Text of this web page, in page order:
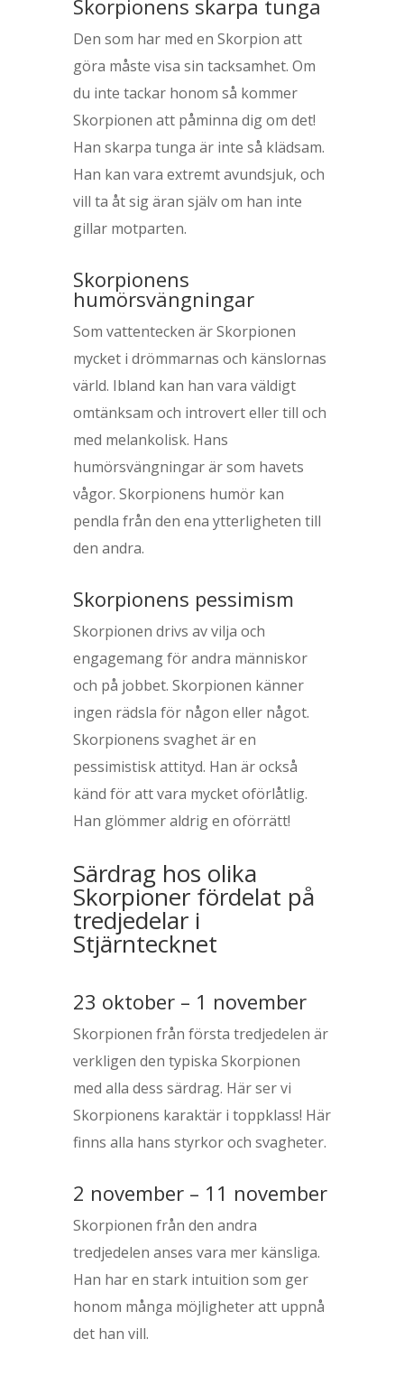
Skorpionens skarpa tunga
Den som har med en Skorpion att
göra måste visa sin tacksamhet. Om
du inte tackar honom så kommer
Skorpionen att påminna dig om det!
Han skarpa tunga är inte så klädsam.
Han kan vara extremt avundsjuk, och
vill ta åt sig äran själv om han inte
gillar motparten.
Skorpionens
humörsvängningar
Som vattentecken är Skorpionen
mycket i drömmarnas och känslornas
värld. Ibland kan han vara väldigt
omtänksam och introvert eller till och
med melankolisk. Hans
humörsvängningar är som havets
vågor. Skorpionens humör kan
pendla från den ena ytterligheten till
den andra.
Skorpionens pessimism
Skorpionen drivs av vilja och
engagemang för andra människor
och på jobbet. Skorpionen känner
ingen rädsla för någon eller något.
Skorpionens svaghet är en
pessimistisk attityd. Han är också
känd för att vara mycket oförlåtlig.
Han glömmer aldrig en oförrätt!
Särdrag hos olika
Skorpioner fördelat på
tredjedelar i
Stjärntecknet
23 oktober – 1 november
Skorpionen från första tredjedelen är
verkligen den typiska Skorpionen
med alla dess särdrag. Här ser vi
Skorpionens karaktär i toppklass! Här
finns alla hans styrkor och svagheter.
2 november – 11 november
Skorpionen från den andra
tredjedelen anses vara mer känsliga.
Han har en stark intuition som ger
honom många möjligheter att uppnå
det han vill.